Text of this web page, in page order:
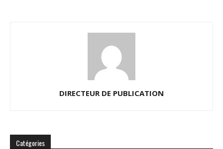
DIRECTEUR DE PUBLICATION
Catégories